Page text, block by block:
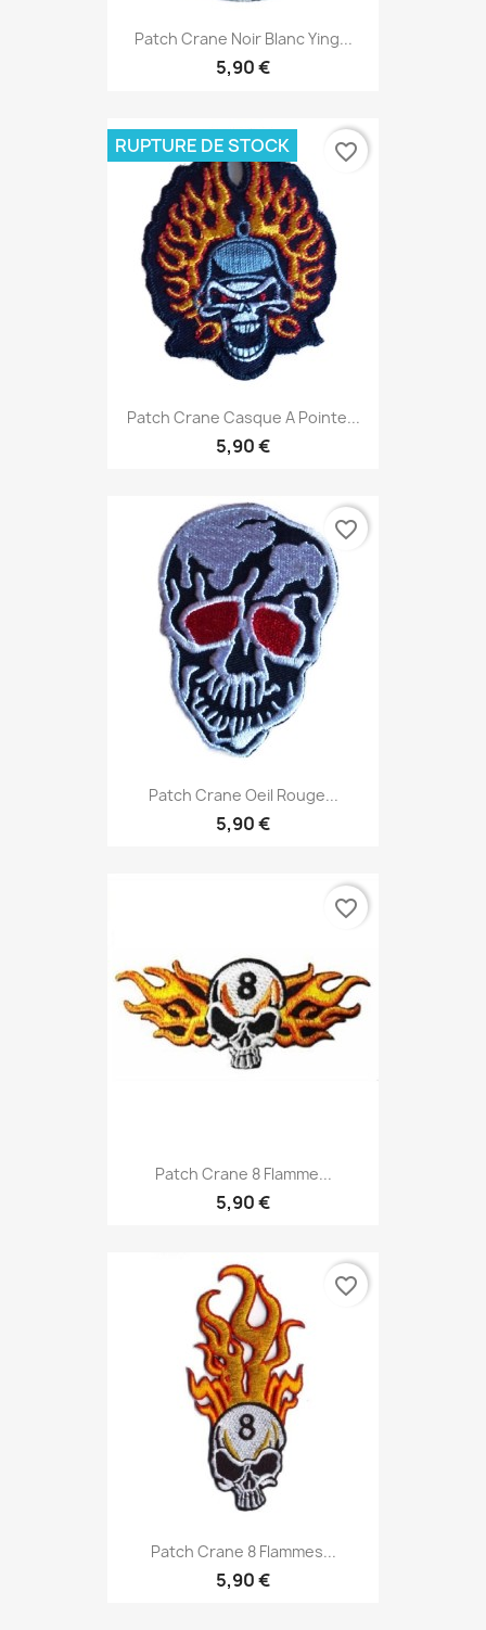
Patch Crane Noir Blanc Ying...
5,90 €
Patch Crane Casque A Pointe...
5,90 €
RUPTURE DE STOCK favorite_border
Patch Crane Oeil Rouge...
5,90 €
favorite_border
Patch Crane 8 Flamme...
5,90 €
favorite_border
Patch Crane 8 Flammes...
5,90 €
favorite_border